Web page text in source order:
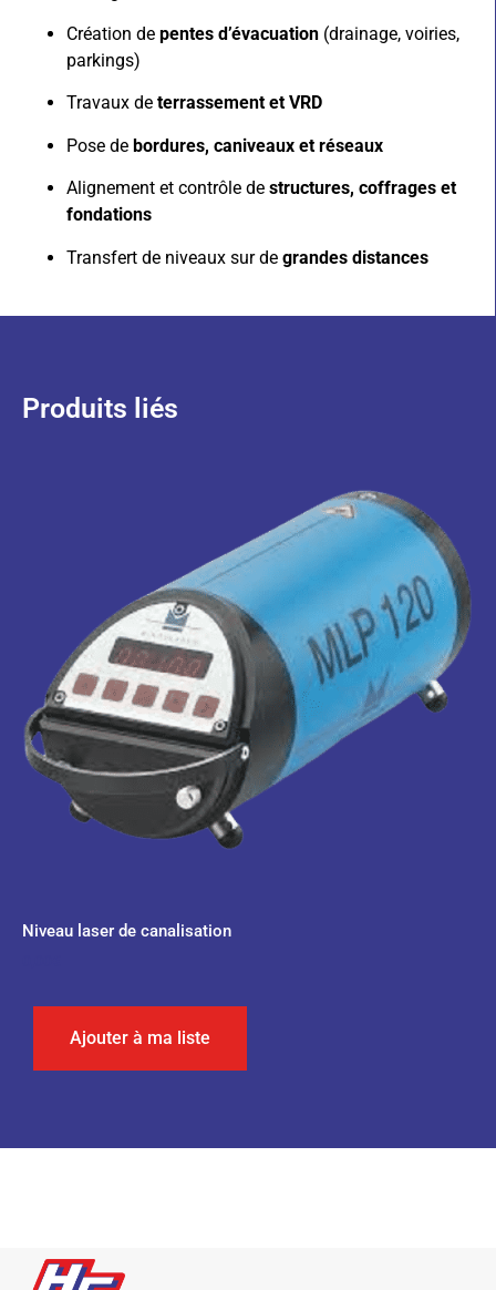
Création de pentes d’évacuation (drainage, voiries,
parkings)
Travaux de terrassement et VRD
Pose de bordures, caniveaux et réseaux
Alignement et contrôle de structures, coffrages et
fondations
Transfert de niveaux sur de grandes distances
Produits liés
Niveau laser de canalisation
Ajouter à ma liste